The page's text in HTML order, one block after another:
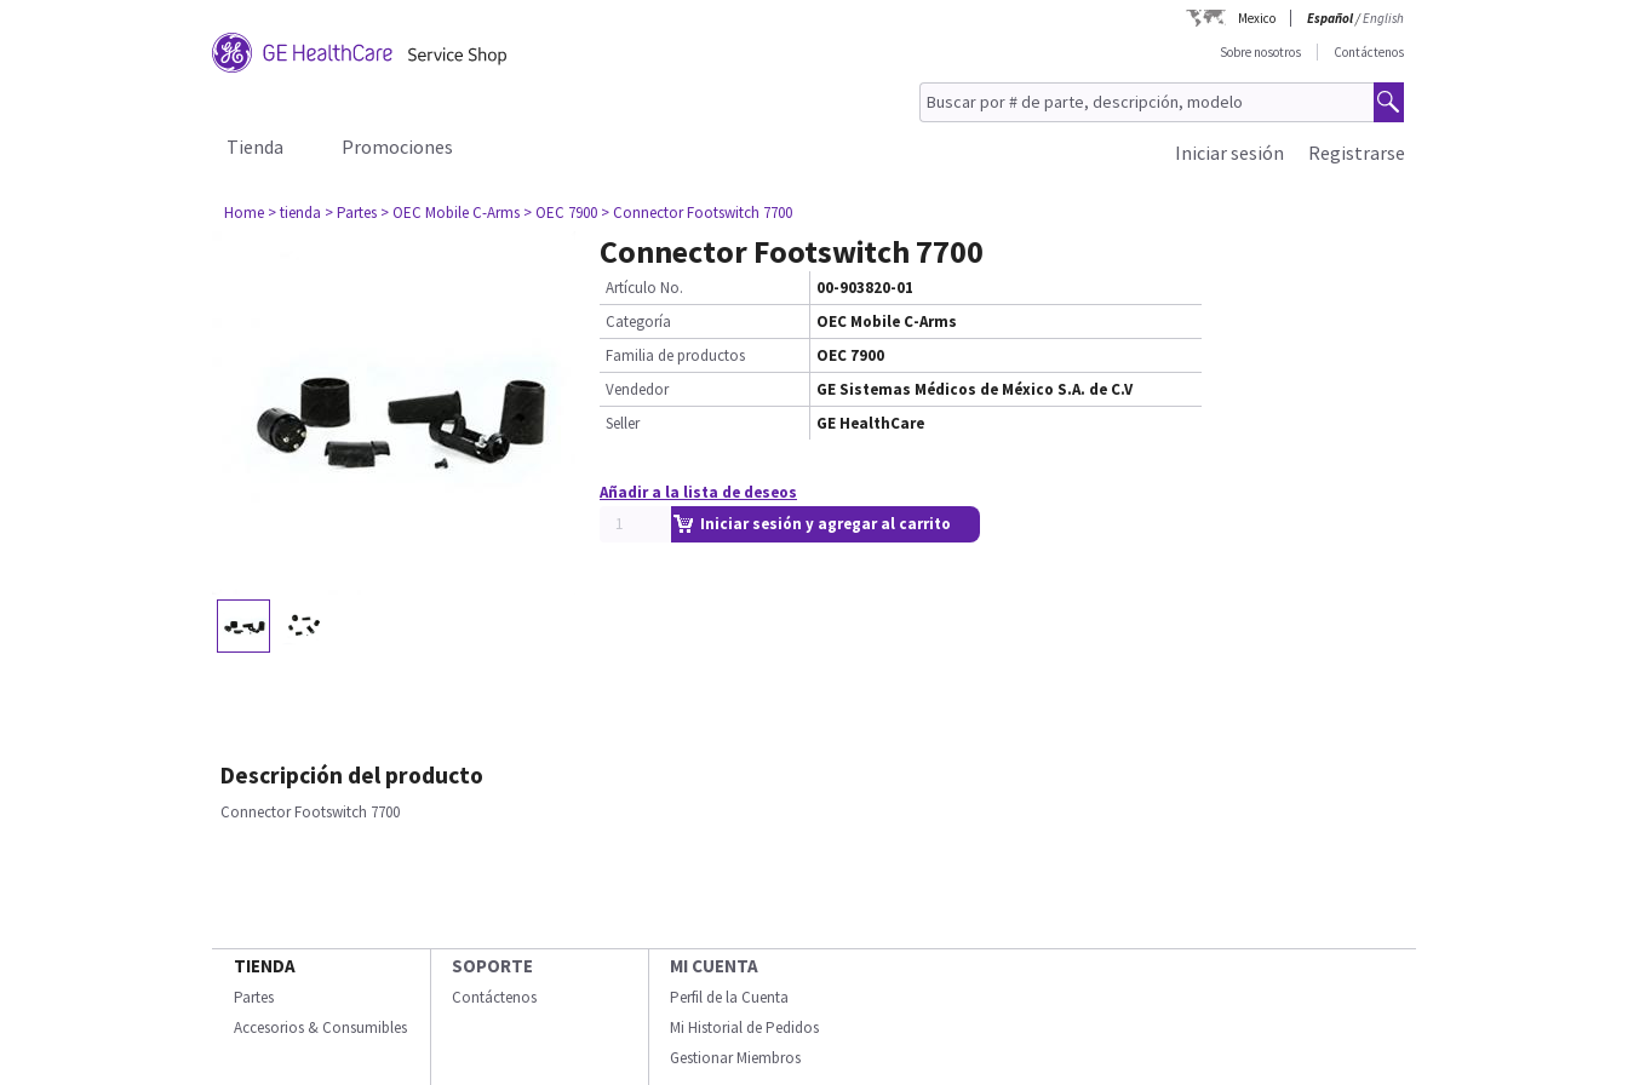
Mexico Español/English
Sobre nosotros
Contáctenos
Tienda Promociones Registrarse
Iniciar sesión
Home > tienda > Partes > OEC Mobile C-Arms > OEC 7900 > Connector Footswitch 7700
Connector Footswitch 7700
Artículo No.
00-903820-01
Categoría
OEC Mobile C-Arms
Familia de productos
OEC 7900
Vendedor
GE Sistemas Médicos de México S.A. de C.V
Seller
GE HealthCare
Añadir a la lista de deseos
Iniciar sesión y agregar al carrito
Descripción del producto
Connector Footswitch 7700
TIENDA
Partes
Accesorios & Consumibles
SOPORTE
Contáctenos
MI CUENTA
Perfil de la Cuenta
Mi Historial de Pedidos
Gestionar Miembros